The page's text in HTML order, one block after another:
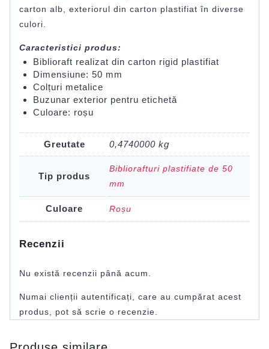
carton alb, exteriorul din carton plastifiat în diverse
culori.
Caracteristici produs:
Biblioraft realizat din carton rigid plastifiat
Dimensiune: 50 mm
Colțuri metalice
Buzunar exterior pentru etichetă
Culoare: roșu
Greutate 0,4740000 kg
Tip produs
Bibliorafturi plastifiate de 50
mm
Culoare Roșu
Recenzii
Nu există recenzii până acum.
Numai clienții autentificați, care au cumpărat acest
produs, pot să scrie o recenzie.